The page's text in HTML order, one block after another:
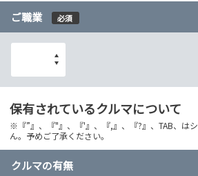
ご職業 必須
保有されているクルマについて
※『”』、『"』、『'』、『,』、『?』、TAB、は
ん。予めご了承ください。
クルマの有無